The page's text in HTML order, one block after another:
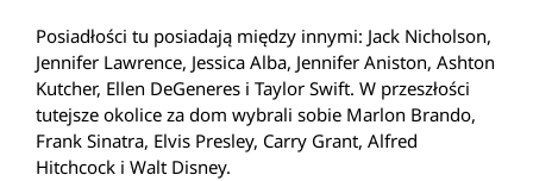
Posiadłości tu posiadają między innymi: Jack Nicholson,
Jennifer Lawrence, Jessica Alba, Jennifer Aniston, Ashton
Kutcher, Ellen DeGeneres i Taylor Swift. W przeszłości
tutejsze okolice za dom wybrali sobie Marlon Brando,
Frank Sinatra, Elvis Presley, Carry Grant, Alfred
Hitchcock i Walt Disney.